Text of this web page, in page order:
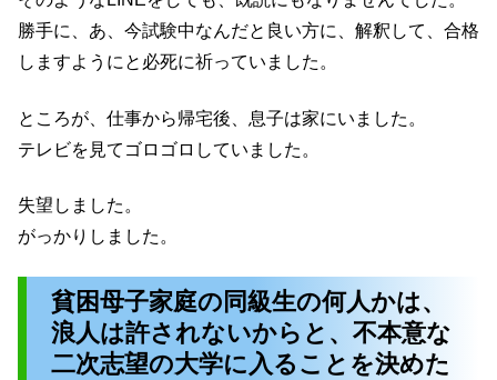
勝手に、あ、今試験中なんだと良い方に、解釈して、合格
しますようにと必死に祈っていました。
ところが、仕事から帰宅後、息子は家にいました。
テレビを見てゴロゴロしていました。
失望しました。
がっかりしました。
貧困母子家庭の同級生の何人かは、
浪人は許されないからと、不本意な
二次志望の大学に入ることを決めた